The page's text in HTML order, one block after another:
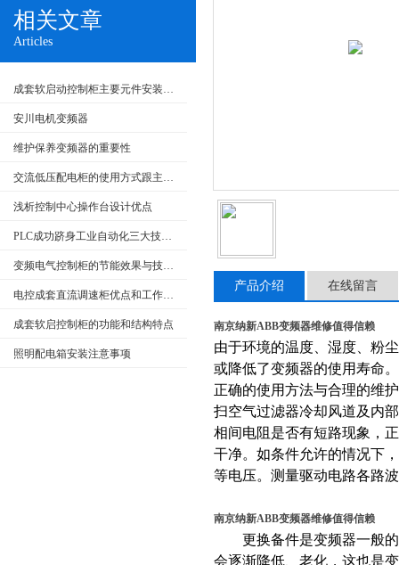
相关文章
Articles
成套软启动控制柜主要元件安装要求和在生产中的应用
安川电机变频器
维护保养变频器的重要性
交流低压配电柜的使用方式跟主要特点
浅析控制中心操作台设计优点
PLC成功跻身工业自动化三大技术支柱
变频电气控制柜的节能效果与技术发展
电控成套直流调速柜优点和工作原理
成套软启控制柜的功能和结构特点
照明配电箱安装注意事项
产品介绍 在线留言
南京纳新ABB变频器维修值得信赖
由于环境的温度、湿度、粉
或降低了变频器的使用寿命
正确的使用方法与合理的维
扫空气过滤器冷却风道及内
相间电阻是否有短路现象，
干净。如条件允许的情况下
等电压。测量驱动电路各路
南京纳新ABB变频器维修值得信赖
更换备件是变频器一般的
会逐渐降低、老化，这也是